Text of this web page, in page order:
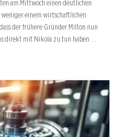
am Mittwoch einen deutlichen
einem wirtschaftlichen
der frühere Gründer Milton nun
direkt mit Nikola zu tun haben …